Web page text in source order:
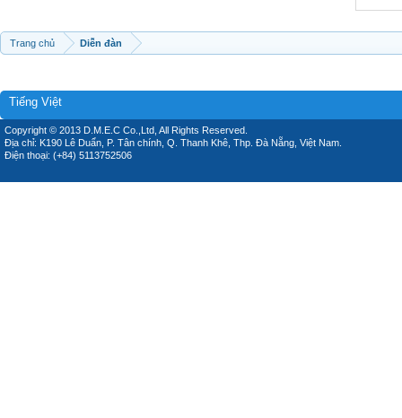
Trang chủ Diễn đàn
Tiếng Việt
Copyright © 2013 D.M.E.C Co.,Ltd, All Rights Reserved.
Địa chỉ: K190 Lê Duẩn, P. Tân chính, Q. Thanh Khê, Thp. Đà Nẵng, Việt Nam.
Điện thoại: (+84) 5113752506